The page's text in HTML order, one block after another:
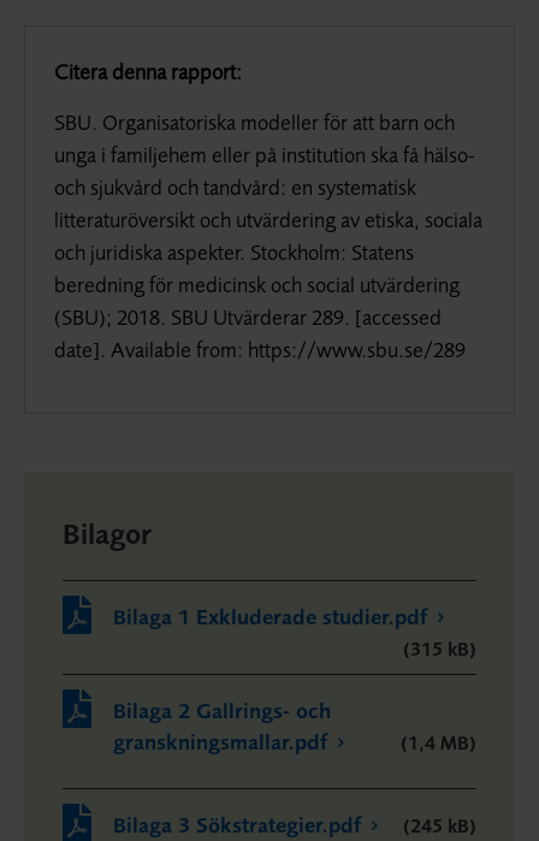
Citera denna rapport:
SBU. Organisatoriska modeller för att barn och
unga i familjehem eller på institution ska få hälso-
och sjukvård och tandvård: en systematisk
litteraturöversikt och utvärdering av etiska, sociala
och juridiska aspekter. Stockholm: Statens
beredning för medicinsk och social utvärdering
(SBU); 2018. SBU Utvärderar 289. [accessed
date]. Available from: https://www.sbu.se/289
Bilagor
Bilaga 1 Exkluderade studier.pdf
(315 kB)
Bilaga 2 Gallrings- och
granskningsmallar.pdf
(1,4 MB)
Bilaga 3 Sökstrategier.pdf (245 kB)